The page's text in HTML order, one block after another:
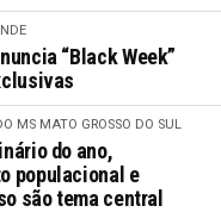
“Black Week”
MS MATO GROSSO DO SUL
do ano,
populacional e
são tema central